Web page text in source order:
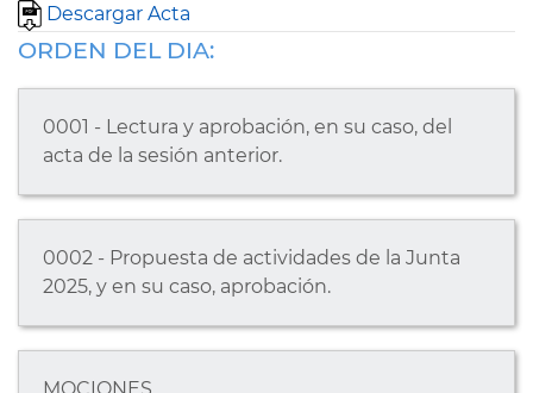
Descargar Acta
ORDEN DEL DIA:
0001 - Lectura y aprobación, en su caso, del
acta de la sesión anterior.
0002 - Propuesta de actividades de la Junta
2025, y en su caso, aprobación.
MOCIONES